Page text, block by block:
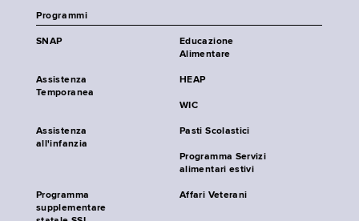
Programmi
SNAP
Educazione
Alimentare
Assistenza
Temporanea
HEAP
WIC
Assistenza
all'infanzia
Pasti Scolastici
Programma Servizi
alimentari estivi
Programma
supplementare
Affari Veterani